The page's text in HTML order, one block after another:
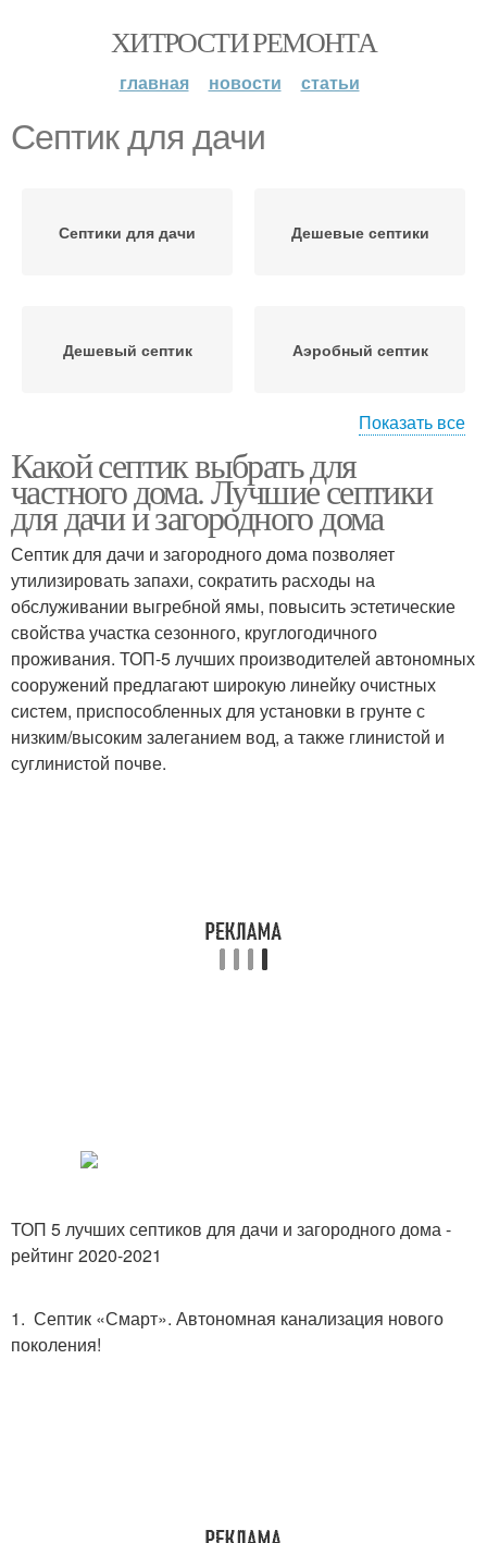
ХИТРОСТИ РЕМОНТА
главная новости статьи
Септик для дачи
Септики для дачи Дешевые септики
Дешевый септик Аэробный септик
Септик на участке Септик без откачки
Септики из пластика
Септики из
железобетонных колец
Накопительный септик Септик с переливом
Пластиковый септик
Показать все
Какой септик выбрать для
частного дома. Лучшие септики
для дачи и загородного дома
Септик для дачи и загородного дома позволяет
утилизировать запахи, сократить расходы на
обслуживании выгребной ямы, повысить эстетические
свойства участка сезонного, круглогодичного
проживания. ТОП-5 лучших производителей автономных
сооружений предлагают широкую линейку очистных
систем, приспособленных для установки в грунте с
низким/высоким залеганием вод, а также глинистой и
суглинистой почве.
ТОП 5 лучших септиков для дачи и загородного дома -
рейтинг 2020-2021
1. Септик «Смарт». Автономная канализация нового
поколения!